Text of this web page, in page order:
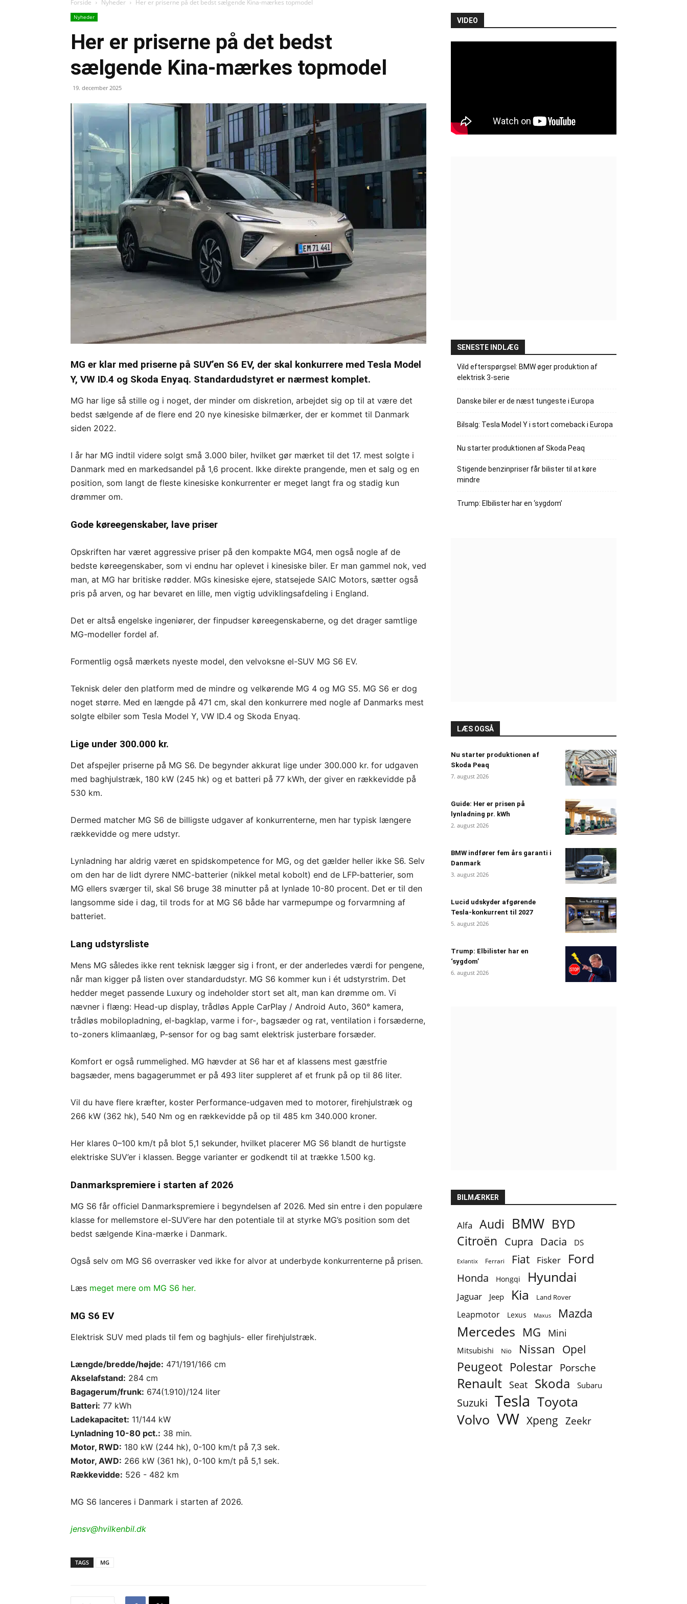
Forside Nyheder Her er priserne på det bedst sælgende Kina-mærkes topmodel
Nyheder
Her er priserne på det bedst
sælgende Kina-mærkes topmodel
19. december 2025
MG er klar med priserne på SUV’en S6 EV, der skal konkurrere med Tesla Model
Y, VW ID.4 og Skoda Enyaq. Standardudstyret er nærmest komplet.
MG har lige så stille og i noget, der minder om diskretion, arbejdet sig op til at være det
bedst sælgende af de flere end 20 nye kinesiske bilmærker, der er kommet til Danmark
siden 2022.
I år har MG indtil videre solgt små 3.000 biler, hvilket gør mærket til det 17. mest solgte i
Danmark med en markedsandel på 1,6 procent. Ikke direkte prangende, men et salg og en
position, som langt de fleste kinesiske konkurrenter er meget langt fra og stadig kun
drømmer om.
Gode køreegenskaber, lave priser
Opskriften har været aggressive priser på den kompakte MG4, men også nogle af de
bedste køreegenskaber, som vi endnu har oplevet i kinesiske biler. Er man gammel nok, ved
man, at MG har britiske rødder. MGs kinesiske ejere, statsejede SAIC Motors, sætter også
pris på arven, og har bevaret en lille, men vigtig udviklingsafdeling i England.
Det er altså engelske ingeniører, der finpudser køreegenskaberne, og det drager samtlige
MG-modeller fordel af.
Formentlig også mærkets nyeste model, den velvoksne el-SUV MG S6 EV.
Teknisk deler den platform med de mindre og velkørende MG 4 og MG S5. MG S6 er dog
noget større. Med en længde på 471 cm, skal den konkurrere med nogle af Danmarks mest
solgte elbiler som Tesla Model Y, VW ID.4 og Skoda Enyaq.
Lige under 300.000 kr.
Det afspejler priserne på MG S6. De begynder akkurat lige under 300.000 kr. for udgaven
med baghjulstræk, 180 kW (245 hk) og et batteri på 77 kWh, der giver en rækkevidde på
530 km.
Dermed matcher MG S6 de billigste udgaver af konkurrenterne, men har typisk længere
rækkevidde og mere udstyr.
Lynladning har aldrig været en spidskompetence for MG, og det gælder heller ikke S6. Selv
om den har de lidt dyrere NMC-batterier (nikkel metal kobolt) end de LFP-batterier, som
MG ellers sværger til, skal S6 bruge 38 minutter på at lynlade 10-80 procent. Det er til den
langsomme side i dag, til trods for at MG S6 både har varmepumpe og forvarmning af
batteriet.
Lang udstyrsliste
Mens MG således ikke rent teknisk lægger sig i front, er der anderledes værdi for pengene,
når man kigger på listen over standardudstyr. MG S6 kommer kun i ét udstyrstrim. Det
hedder meget passende Luxury og indeholder stort set alt, man kan drømme om. Vi
nævner i flæng: Head-up display, trådløs Apple CarPlay / Android Auto, 360° kamera,
trådløs mobilopladning, el-bagklap, varme i for-, bagsæder og rat, ventilation i forsæderne,
to-zoners klimaanlæg, P-sensor for og bag samt elektrisk justerbare forsæder.
Komfort er også rummelighed. MG hævder at S6 har et af klassens mest gæstfrie
bagsæder, mens bagagerummet er på 493 liter suppleret af et frunk på op til 86 liter.
Vil du have flere kræfter, koster Performance-udgaven med to motorer, firehjulstræk og
266 kW (362 hk), 540 Nm og en rækkevidde på op til 485 km 340.000 kroner.
Her klares 0–100 km/t på blot 5,1 sekunder, hvilket placerer MG S6 blandt de hurtigste
elektriske SUV’er i klassen. Begge varianter er godkendt til at trække 1.500 kg.
Danmarkspremiere i starten af 2026
MG S6 får officiel Danmarkspremiere i begyndelsen af 2026. Med sin entre i den populære
klasse for mellemstore el-SUV’ere har den potentiale til at styrke MG’s position som det
bedst sælgende Kina-mærke i Danmark.
Også selv om MG S6 overrasker ved ikke for alvor at underbyde konkurrenterne på prisen.
Læs meget mere om MG S6 her.
MG S6 EV
Elektrisk SUV med plads til fem og baghjuls- eller firehjulstræk.
Længde/bredde/højde: 471/191/166 cm
Akselafstand: 284 cm
Bagagerum/frunk: 674(1.910)/124 liter
Batteri: 77 kWh
Ladekapacitet: 11/144 kW
Lynladning 10-80 pct.: 38 min.
Motor, RWD: 180 kW (244 hk), 0-100 km/t på 7,3 sek.
Motor, AWD: 266 kW (361 hk), 0-100 km/t på 5,1 sek.
Rækkevidde: 526 - 482 km
MG S6 lanceres i Danmark i starten af 2026.
jensv@hvilkenbil.dk
TAGS MG
VIDEO
SENESTE INDLÆG
Vild efterspørgsel: BMW øger produktion af
elektrisk 3-serie
Danske biler er de næst tungeste i Europa
Bilsalg: Tesla Model Y i stort comeback i Europa
Nu starter produktionen af Skoda Peaq
Stigende benzinpriser får bilister til at køre
mindre
Trump: Elbilister har en ‘sygdom’
LÆS OGSÅ
Nu starter produktionen af
Skoda Peaq
7. august 2026
Guide: Her er prisen på
lynladning pr. kWh
2. august 2026
BMW indfører fem års garanti i
Danmark
3. august 2026
Lucid udskyder afgørende
Tesla-konkurrent til 2027
5. august 2026
Trump: Elbilister har en
‘sygdom’
6. august 2026
BILMÆRKER
Alfa Audi BMW BYD
Citroën Cupra Dacia DS
Exlantix Ferrari Fiat Fisker Ford
Honda Hongqi Hyundai
Jaguar Jeep Kia Land Rover
Leapmotor Lexus Maxus Mazda
Mercedes MG Mini
Mitsubishi Nio Nissan Opel
Peugeot Polestar Porsche
Renault Seat Skoda Subaru
Suzuki Tesla Toyota
Volvo VW Xpeng Zeekr